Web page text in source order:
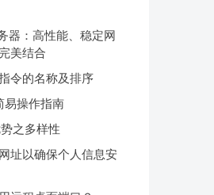
器：高性能、稳定网
美结合
令的名称及排序
易操作指南
之多样性
址以确保个人信息安